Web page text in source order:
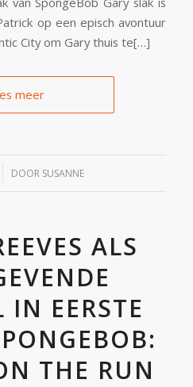
op een episch avontuur
City om Gary thuis te[…]
meer
DOOR SUSANNE
ALS
IN EERSTE
THE RUN